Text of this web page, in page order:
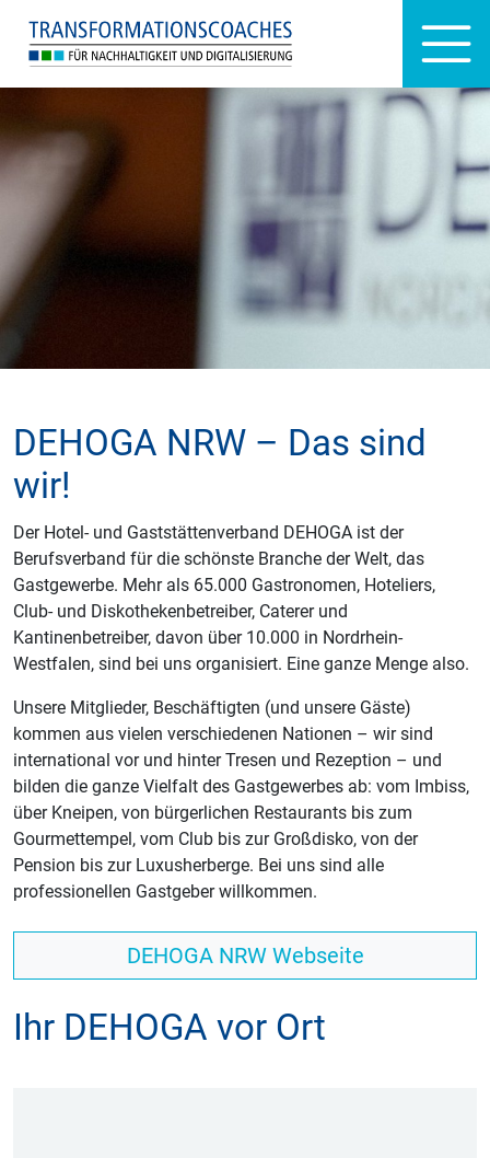
DEHOGA NRW – Das sind
wir!
Der Hotel- und Gaststättenverband DEHOGA ist der
Berufsverband für die schönste Branche der Welt, das
Gastgewerbe. Mehr als 65.000 Gastronomen, Hoteliers,
Club- und Diskothekenbetreiber, Caterer und
Kantinenbetreiber, davon über 10.000 in Nordrhein-
Westfalen, sind bei uns organisiert. Eine ganze Menge also.
Unsere Mitglieder, Beschäftigten (und unsere Gäste)
kommen aus vielen verschiedenen Nationen – wir sind
international vor und hinter Tresen und Rezeption – und
bilden die ganze Vielfalt des Gastgewerbes ab: vom Imbiss,
über Kneipen, von bürgerlichen Restaurants bis zum
Gourmettempel, vom Club bis zur Großdisko, von der
Pension bis zur Luxusherberge. Bei uns sind alle
professionellen Gastgeber willkommen.
DEHOGA NRW Webseite
Ihr DEHOGA vor Ort